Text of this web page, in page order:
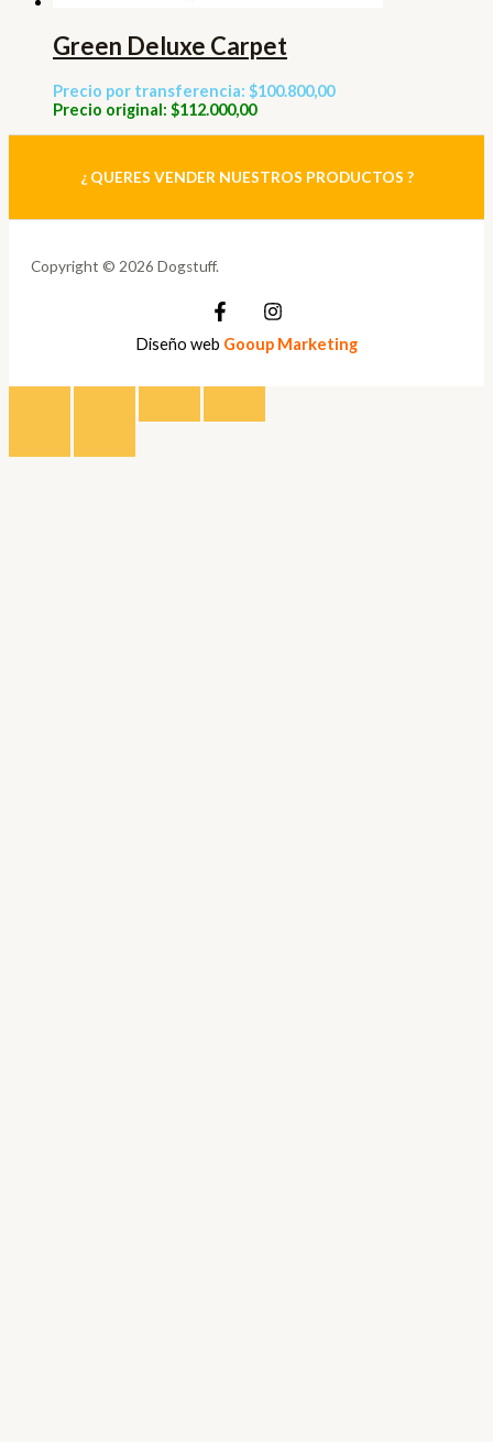
Green Deluxe Carpet
Precio por transferencia: $100.800,00
Precio original: $112.000,00
¿ QUERES VENDER NUESTROS PRODUCTOS ?
Copyright © 2026 Dogstuff.
Diseño web Gooup Marketing